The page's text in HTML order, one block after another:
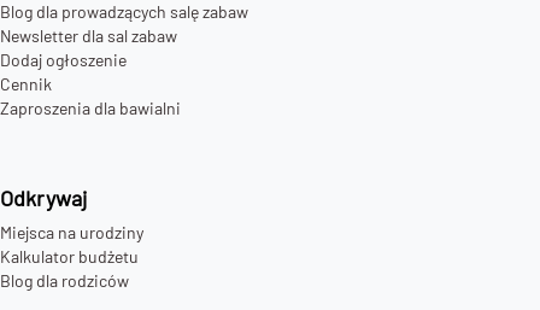
Blog dla prowadzących salę zabaw
Newsletter dla sal zabaw
Dodaj ogłoszenie
Cennik
Zaproszenia dla bawialni
Odkrywaj
Miejsca na urodziny
Kalkulator budżetu
Blog dla rodziców